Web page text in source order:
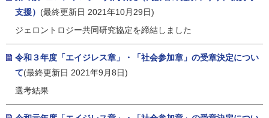
支援） (最終更新日 2021年10月29日)
ジェロントロジー共同研究協定を締結しました
令和３年度「エイジレス章」・「社会参加章」の受章決定につい
て(最終更新日 2021年9月8日)
選考結果